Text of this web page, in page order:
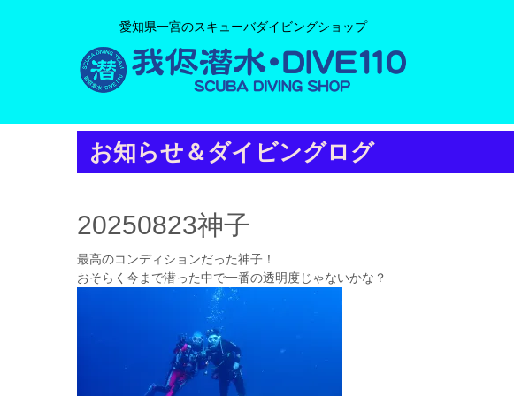
愛知県一宮のスキューバダイビングショップ
お知らせ＆ダイビングログ
20250823神子
最高のコンディションだった神子！
おそらく今まで潜った中で一番の透明度じゃないかな？